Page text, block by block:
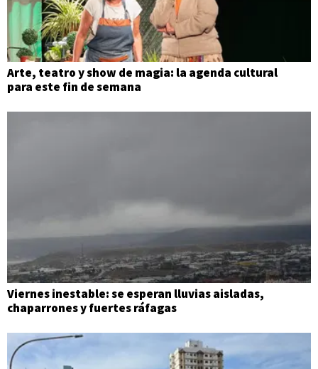
Arte, teatro y show de magia: la agenda cultural
para este fin de semana
Viernes inestable: se esperan lluvias aisladas,
chaparrones y fuertes ráfagas